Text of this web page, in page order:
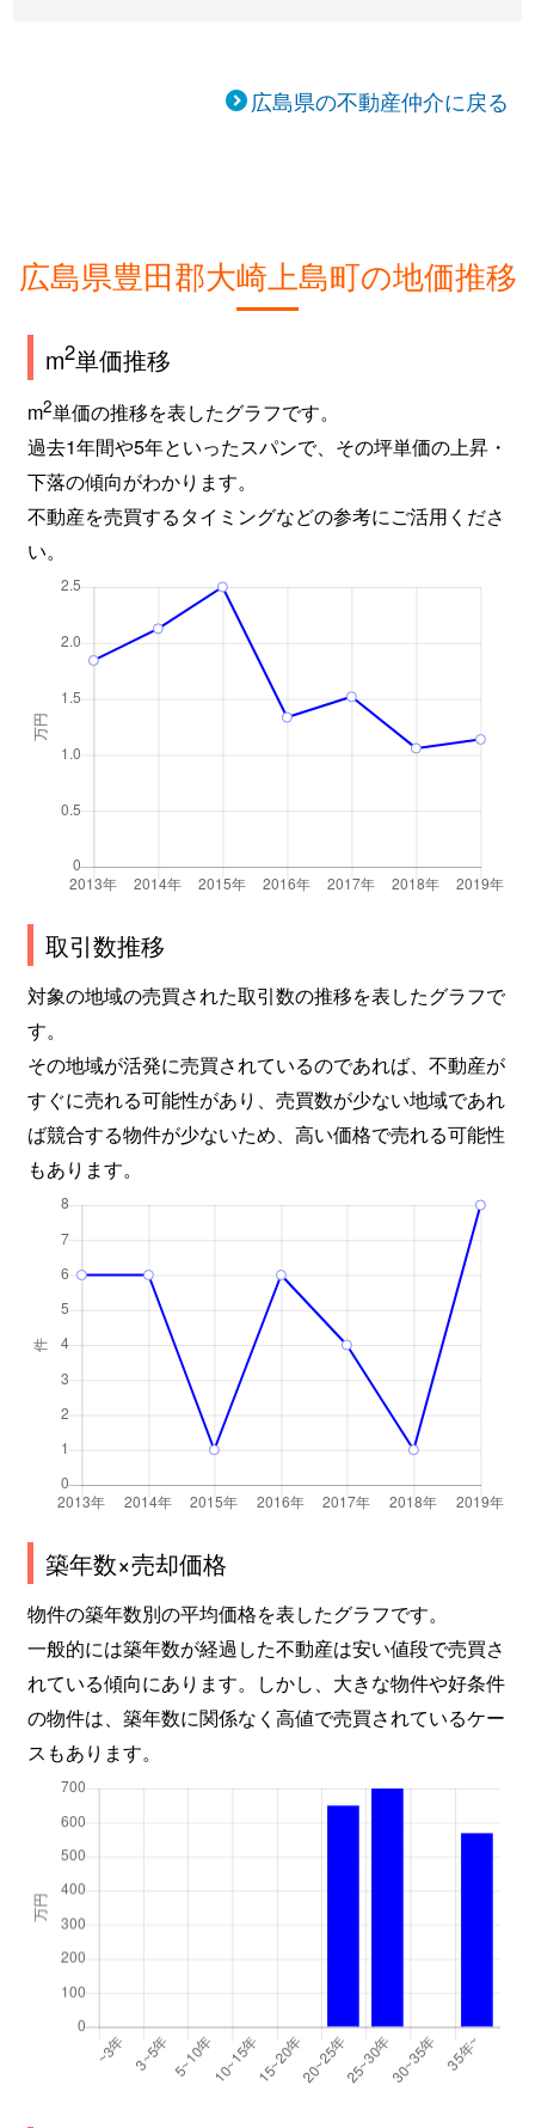
広島県の不動産仲介に戻る
広島県豊田郡大崎上島町の地価推移
m2単価推移
m2単価の推移を表したグラフです。
過去1年間や5年といったスパンで、その坪単価の上昇・
下落の傾向がわかります。
不動産を売買するタイミングなどの参考にご活用くださ
い。
取引数推移
対象の地域の売買された取引数の推移を表したグラフで
す。
その地域が活発に売買されているのであれば、不動産が
すぐに売れる可能性があり、売買数が少ない地域であれ
ば競合する物件が少ないため、高い価格で売れる可能性
もあります。
築年数×売却価格
物件の築年数別の平均価格を表したグラフです。
一般的には築年数が経過した不動産は安い値段で売買さ
れている傾向にあります。しかし、大きな物件や好条件
の物件は、築年数に関係なく高値で売買されているケー
スもあります。